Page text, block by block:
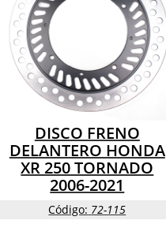
DISCO FRENO
DELANTERO HONDA
XR 250 TORNADO
2006-2021
Código: 72-115